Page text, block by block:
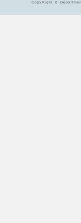
CopyRight ©